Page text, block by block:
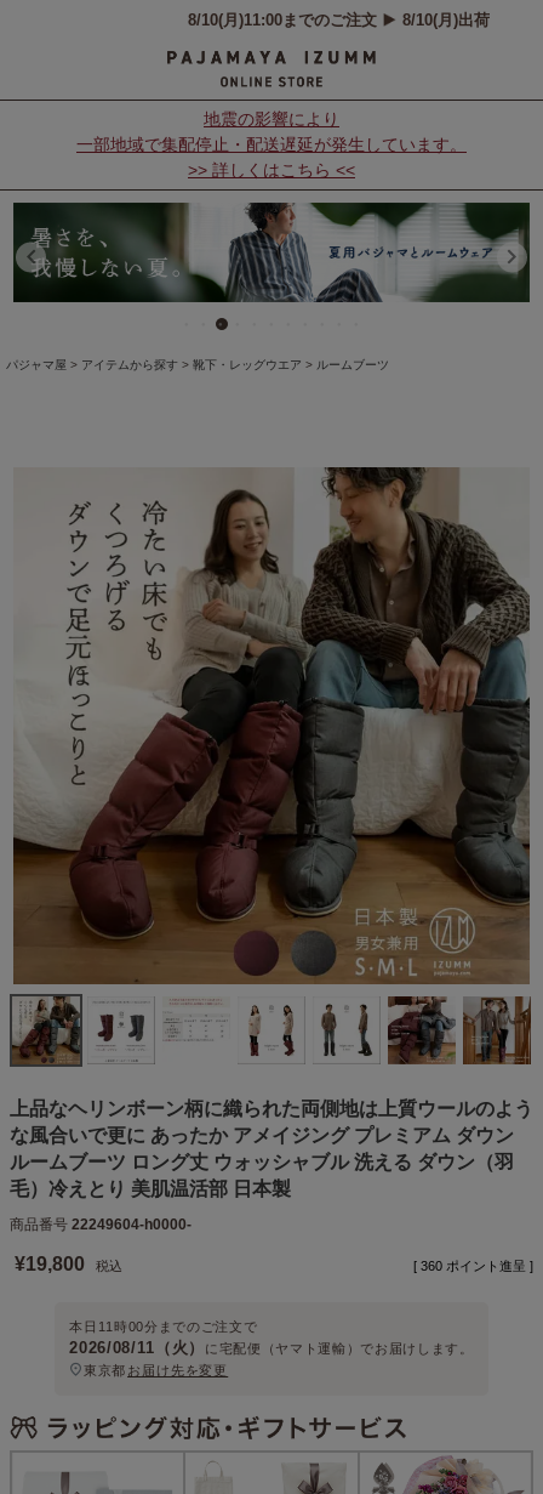
地震の影響により
一部地域で集配停止・配送遅延が発生しています。
>> 詳しくはこちら <<
パジャマ屋 アイテムから探す 靴下・レッグウエア ルームブーツ
上品なヘリンボーン柄に織られた両側地は上質ウールのよう
な風合いで更に あったか アメイジング プレミアム ダウン
ルームブーツ ロング丈 ウォッシャブル 洗える ダウン（羽
毛）冷えとり 美肌温活部 日本製
商品番号 22249604-h0000-
¥19,800 税込 [ 360 ポイント進呈 ]
本日 11時00分 までのご注文で
2026/08/11（火） に 宅配便（ヤマト運輸） でお届けします。
東京都 お届け先を変更